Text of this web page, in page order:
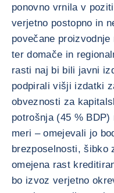
ponovno vrnila v
verjetno postopno in
povečane
ter domače in
rasti naj bi bili javni
podpirali višji izdatki
obveznosti za
potrošnja (45 %
meri – omejevali jo
brezposelnosti, šibko
omejena rast
bo izvoz verjetno